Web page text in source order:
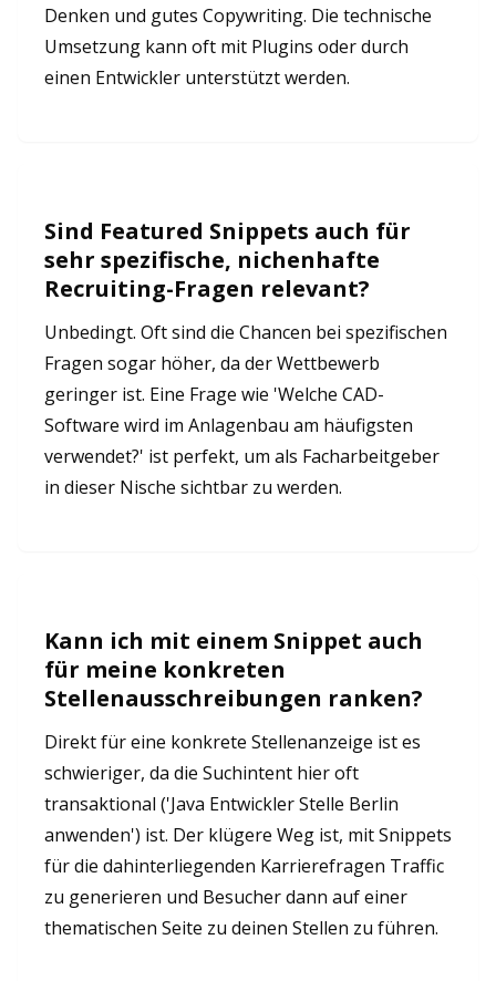
Denken und gutes Copywriting. Die technische
Umsetzung kann oft mit Plugins oder durch
einen Entwickler unterstützt werden.
Sind Featured Snippets auch für
sehr spezifische, nichenhafte
Recruiting-Fragen relevant?
Unbedingt. Oft sind die Chancen bei spezifischen
Fragen sogar höher, da der Wettbewerb
geringer ist. Eine Frage wie 'Welche CAD-
Software wird im Anlagenbau am häufigsten
verwendet?' ist perfekt, um als Facharbeitgeber
in dieser Nische sichtbar zu werden.
Kann ich mit einem Snippet auch
für meine konkreten
Stellenausschreibungen ranken?
Direkt für eine konkrete Stellenanzeige ist es
schwieriger, da die Suchintent hier oft
transaktional ('Java Entwickler Stelle Berlin
anwenden') ist. Der klügere Weg ist, mit Snippets
für die dahinterliegenden Karrierefragen Traffic
zu generieren und Besucher dann auf einer
thematischen Seite zu deinen Stellen zu führen.